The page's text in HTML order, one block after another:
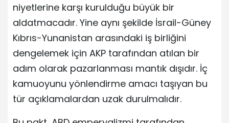
niyetlerine karşı kurulduğu büyük bir
aldatmacadır. Yine aynı şekilde İsrail-Güney
Kıbrıs-Yunanistan arasındaki iş birliğini
dengelemek için AKP tarafından atılan bir
adım olarak pazarlanması mantık dışıdır. İç
kamuoyunu yönlendirme amacı taşıyan bu
tür açıklamalardan uzak durulmalıdır.